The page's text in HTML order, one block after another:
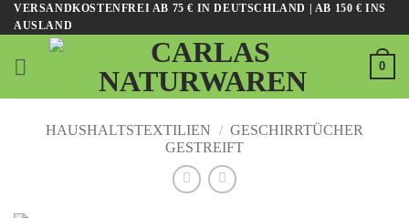
Zum
Inhalt
springen
VERSANDKOSTENFREI AB 75 € IN DEUTSCHLAND | AB 150 € INS
AUSLAND
0
HAUSHALTSTEXTILIEN / GESCHIRRTÜCHER
GESTREIFT